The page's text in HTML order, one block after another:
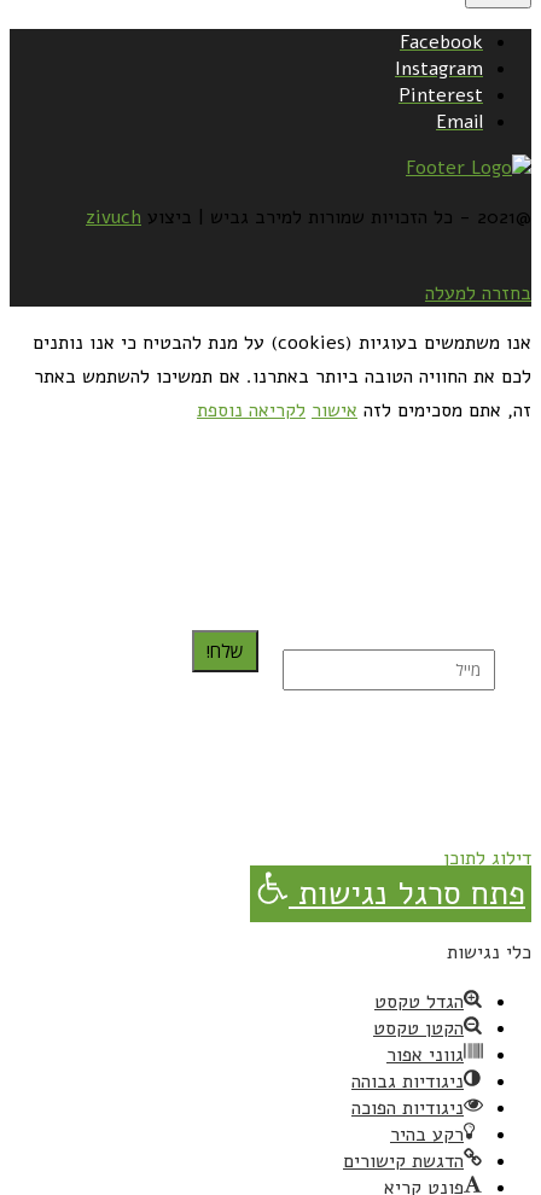
Facebook
Instagram
Pinterest
Email
@2021 - כל הזכויות שמורות למירב גביש | ביצוע zivuch
בחזרה למעלה
אנו משתמשים בעוגיות (cookies) על מנת להבטיח כי אנו נותנים
לכם את החוויה הטובה ביותר באתרנו. אם תמשיכו להשתמש באתר
זה, אתם מסכימים לזה אישור לקריאה נוספת
שלח!
דילוג לתוכן
פתח סרגל נגישות
כלי נגישות
הגדל טקסט
הקטן טקסט
גווני אפור
ניגודיות גבוהה
ניגודיות הפוכה
רקע בהיר
הדגשת קישורים
פונט קריא